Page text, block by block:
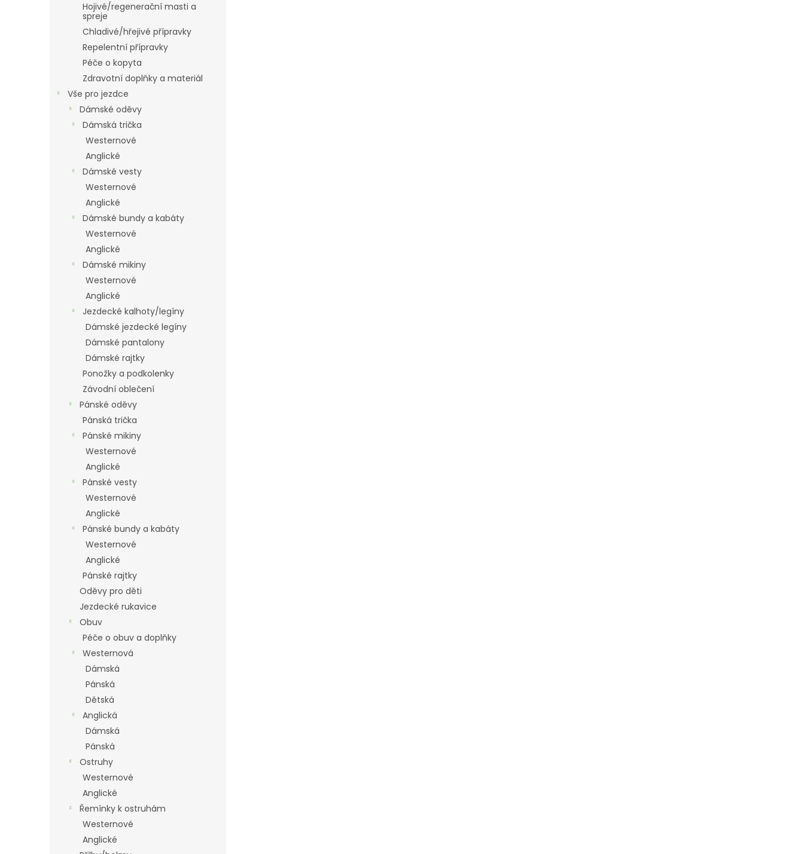
Hojivé/regenerační masti a
spreje
Chladivé/hřejivé přípravky
Repelentní přípravky
Péče o kopyta
Zdravotní doplňky a materiál
Vše pro jezdce
Dámské oděvy
Dámská trička
Westernové
Anglické
Dámské vesty
Westernové
Anglické
Dámské bundy a kabáty
Westernové
Anglické
Dámské mikiny
Westernové
Anglické
Jezdecké kalhoty/legíny
Dámské jezdecké legíny
Dámské pantalony
Dámské rajtky
Ponožky a podkolenky
Závodní oblečení
Pánské oděvy
Pánská trička
Pánské mikiny
Westernové
Anglické
Pánské vesty
Westernové
Anglické
Pánské bundy a kabáty
Westernové
Anglické
Pánské rajtky
Oděvy pro děti
Jezdecké rukavice
Obuv
Péče o obuv a doplňky
Westernová
Dámská
Pánská
Dětská
Anglická
Dámská
Pánská
Ostruhy
Westernové
Anglické
Řemínky k ostruhám
Westernové
Anglické